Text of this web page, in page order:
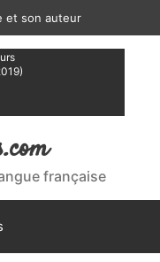
et son auteur
française